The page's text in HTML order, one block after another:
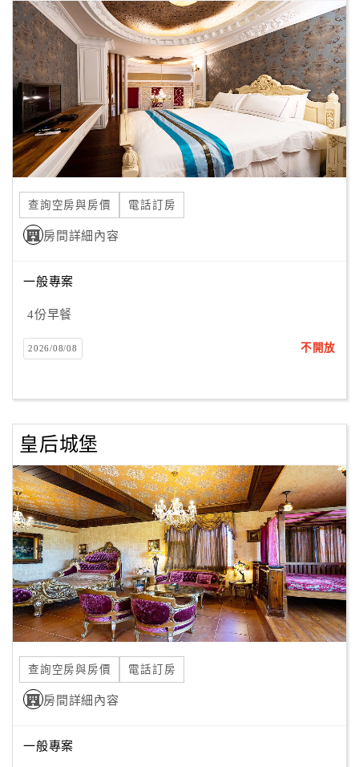
查詢空房與房價 電話訂房
房間詳細內容
一般專案
4份早餐
2026/08/08 不開放
皇后城堡
查詢空房與房價 電話訂房
房間詳細內容
一般專案